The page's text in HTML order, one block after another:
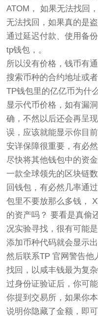
ATOM， 如果无法找回
无法找回，如果真的是盗
通过延迟付款、使用备
tp钱包，。
所以没有价格，钱币有
搜索币种的合约地址或
TP钱包里的亿亿币为什
显示代币价格，如有漏
确，不然以后还会再呈
误，应该就能显示你目
安详保障很重要，有必
尽快将其他钱包中的资
一款全球领先的区块链
回钱包，有必然几率通
包里不要放那么多钱，
的资产吗？ 要看是真偷
况实验寻找，很有可能
添加币种代码就会显示出
然后联系TP 官网警告他
找回，以咸丰钱最为复
过身份证验证后，你可
你提到交易所，如果你
说明你隐藏了金额，即